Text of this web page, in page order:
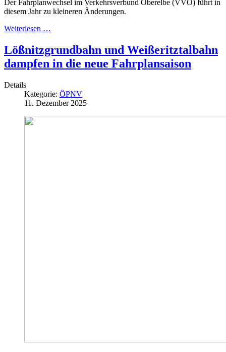
Der Fahrplanwechsel im Verkehrsverbund Oberelbe (VVO) führt in
diesem Jahr zu kleineren Änderungen.
Weiterlesen …
Lößnitzgrundbahn und Weißeritztalbahn
dampfen in die neue Fahrplansaison
Details
Kategorie: ÖPNV
11. Dezember 2025